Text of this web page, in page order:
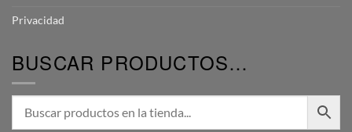
Privacidad
BUSCAR PRODUCTOS…